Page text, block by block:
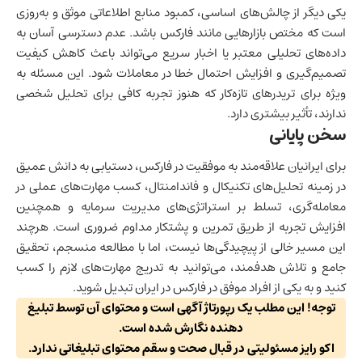
یکی دیگر از چالش‌های اساسی، کمبود منابع اطلاعاتی موثق و به‌روزی
است که مختص بازارهایی مانند فارکس باشد. عدم دسترسی آسان به
داده‌های تحلیلی معتبر یا اخبار سریع می‌تواند باعث کاهش کیفیت
تصمیم‌گیری و افزایش احتمال خطا در معاملات شود. این مسئله به
ویژه برای تریدرهای تازه‌کار که هنوز تجربه‌ کافی برای تحلیل شخصی
ندارند، تأثیر بیشتری دارد.
سخن پایانی
برای ایرانیان علاقه‌مند به موفقیت در فارکس، دستیابی به دانش عمیق
در زمینه تحلیل‌های تکنیکال و فاندامنتال، کسب مهارت‌های عملی در
معامله‌گری، تسلط بر استراتژی‌های مدیریت سرمایه و همچنین
افزایش تجربه از طریق تمرین و پشتکار مداوم ضروری است. هرچند
این مسیر خالی از پیچیدگی‌ها نیست، اما با مطالعه منسجم، تحقیق
جامع و تلاش هدفمند، می‌توانید به تدریج مهارت‌های لازم را کسب
کنید و به یکی از افراد موفق در فارکس در ایران تبدیل شوید.
توجه! این مطلب یک رپورتاژ آگهی است و محتوای آن توسط تبلیغ
دهنده نگارش شده است.
اکو رایز مسئولیتی در قبال صحت و سقم محتوای تبلیغاتی ندارد.